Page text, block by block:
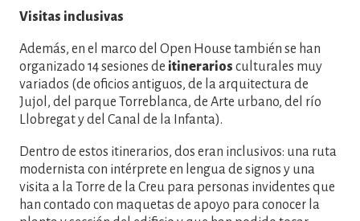
Visitas inclusivas
Además, en el marco del Open House también se han
organizado 14 sesiones de itinerarios culturales muy
variados (de oficios antiguos, de la arquitectura de
Jujol, del parque Torreblanca, de Arte urbano, del río
Llobregat y del Canal de la Infanta).
Dentro de estos itinerarios, dos eran inclusivos: una ruta
modernista con intérprete en lengua de signos y una
visita a la Torre de la Creu para personas invidentes que
han contado con maquetas de apoyo para conocer la